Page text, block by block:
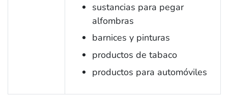
sustancias para pegar
alfombras
barnices y pinturas
productos de tabaco
productos para automóviles